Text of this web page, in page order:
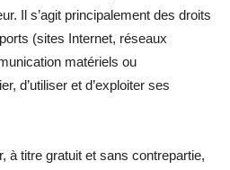
Il s’agit principalement des droits
(sites Internet, réseaux
matériels ou
d’utiliser et d’exploiter ses
à titre gratuit et sans contrepartie,